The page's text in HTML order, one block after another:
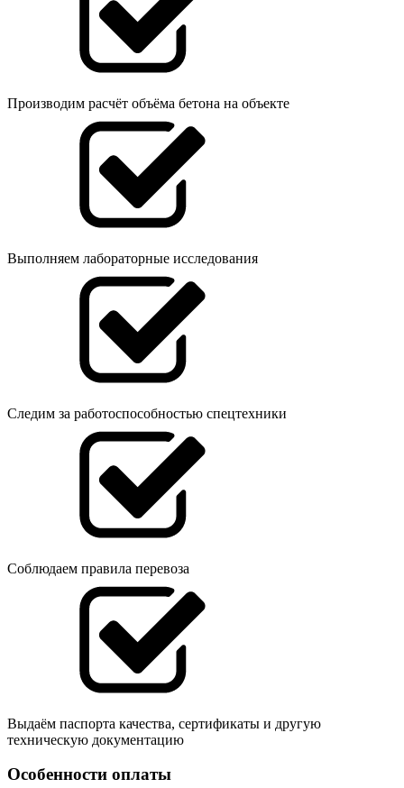
Производим расчёт объёма бетона на объекте
Выполняем лабораторные исследования
Следим за работоспособностью спецтехники
Соблюдаем правила перевоза
Выдаём паспорта качества, сертификаты и другую
техническую документацию
Особенности оплаты